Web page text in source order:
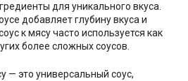
для уникального вкуса.
добавляет глубину вкуса и
к мясу часто используется как
более сложных соусов.
— это универсальный соус,